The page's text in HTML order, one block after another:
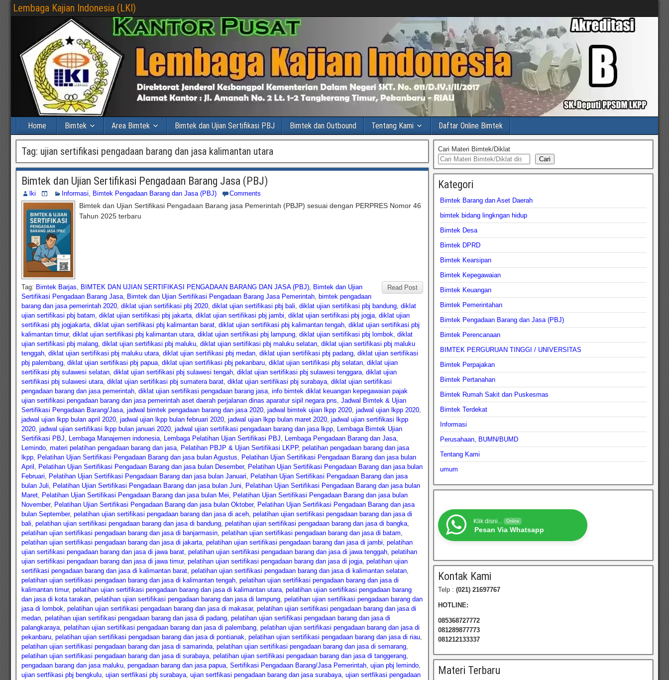
Lembaga Kajian Indonesia (LKI)
Home Bimtek Area Bimtek Bimtek dan Ujian Sertifikasi PBJ Bimtek dan Outbound Tentang Kami Daftar Online Bimtek
Tag: ujian sertifikasi pengadaan barang dan jasa kalimantan utara
Bimtek dan Ujian Sertifikasi Pengadaan Barang Jasa (PBJ)
lki Informasi, Bimtek Pengadaan Barang dan Jasa (PBJ) Comments
Bimtek dan Ujian Sertifikasi Pengadaan Barang jasa Pemerintah (PBJP) sesuai dengan PERPRES Nomor 46
Tahun 2025 terbaru
Read Post
Tag: Bimtek Barjas, BIMTEK DAN UJIAN SERTIFIKASI PENGADAAN BARANG DAN JASA (PBJ), Bimtek dan Ujian
Sertifikasi Pengadaan Barang Jasa, Bimtek dan Ujian Sertifikasi Pengadaan Barang Jasa Pemerintah, bimtek pengadaan
barang dan jasa pemerintah 2020, diklat ujian sertifikasi pbj 2020, diklat ujian sertifikasi pbj bali, diklat ujian sertifikasi pbj bandung, diklat
ujian sertifikasi pbj batam, diklat ujian sertifikasi pbj jakarta, diklat ujian sertifikasi pbj jambi, diklat ujian sertifikasi pbj jogja, diklat ujian
sertifikasi pbj jogjakarta, diklat ujian sertifikasi pbj kalimantan barat, diklat ujian sertifikasi pbj kalimantan tengah, diklat ujian sertifikasi pbj
kalimantan timur, diklat ujian sertifikasi pbj kalimantan utara, diklat ujian sertifikasi pbj lampung, diklat ujian sertifikasi pbj lombok, diklat
ujian sertifikasi pbj malang, diklat ujian sertifikasi pbj maluku, diklat ujian sertifikasi pbj maluku selatan, diklat ujian sertifikasi pbj maluku
tenggah, diklat ujian sertifikasi pbj maluku utara, diklat ujian sertifikasi pbj medan, diklat ujian sertifikasi pbj padang, diklat ujian sertifikasi
pbj palembang, diklat ujian sertifikasi pbj papua, diklat ujian sertifikasi pbj pekanbaru, diklat ujian sertifikasi pbj selatan, diklat ujian
sertifikasi pbj sulawesi selatan, diklat ujian sertifikasi pbj sulawesi tengah, diklat ujian sertifikasi pbj sulawesi tenggara, diklat ujian
sertifikasi pbj sulawesi utara, diklat ujian sertifikasi pbj sumatera barat, diklat ujian sertifikasi pbj surabaya, diklat ujian sertifikasi
pengadaan barang dan jasa pemerintah, diklat ujian sertifikasi pengadaan barang jasa, info bimtek diklat keuangan kepegawaian pajak
ujian sertifikasi pengadaan barang dan jasa pemerintah aset daerah perjalanan dinas aparatur sipil negara pns, Jadwal Bimtek & Ujian
Sertifikasi Pengadaan Barang/Jasa, jadwal bimtek pengadaan barang dan jasa 2020, jadwal bimtek ujian lkpp 2020, jadwal ujian lkpp 2020,
jadwal ujian lkpp bulan april 2020, jadwal ujian lkpp bulan februari 2020, jadwal ujian lkpp bulan maret 2020, jadwal ujian sertifikasi lkpp
2020, jadwal ujian sertifikasi lkpp bulan januari 2020, jadwal ujian sertifikasi pengadaan barang dan jasa lkpp, Lembaga Bimtek Ujian
Sertifikasi PBJ, Lembaga Manajemen indonesia, Lembaga Pelatihan Ujian Sertifikasi PBJ, Lembaga Pengadaan Barang dan Jasa,
Lemindo, materi pelatihan pengadaan barang dan jasa, Pelatihan PBJP & Ujian Sertifikasi LKPP, pelatihan pengadaan barang dan jasa
lkpp, Pelatihan Ujian Sertifikasi Pengadaan Barang dan jasa bulan Agustus, Pelatihan Ujian Sertifikasi Pengadaan Barang dan jasa bulan
April , Pelatihan Ujian Sertifikasi Pengadaan Barang dan jasa bulan Desember, Pelatihan Ujian Sertifikasi Pengadaan Barang dan jasa bulan
Februari, Pelatihan Ujian Sertifikasi Pengadaan Barang dan jasa bulan Januari, Pelatihan Ujian Sertifikasi Pengadaan Barang dan jasa
bulan Juli, Pelatihan Ujian Sertifikasi Pengadaan Barang dan jasa bulan Juni, Pelatihan Ujian Sertifikasi Pengadaan Barang dan jasa bulan
Maret, Pelatihan Ujian Sertifikasi Pengadaan Barang dan jasa bulan Mei, Pelatihan Ujian Sertifikasi Pengadaan Barang dan jasa bulan
November, Pelatihan Ujian Sertifikasi Pengadaan Barang dan jasa bulan Oktober, Pelatihan Ujian Sertifikasi Pengadaan Barang dan jasa
bulan September, pelatihan ujian sertifikasi pengadaan barang dan jasa di aceh, pelatihan ujian sertifikasi pengadaan barang dan jasa di
bali, pelatihan ujian sertifikasi pengadaan barang dan jasa di bandung, pelatihan ujian sertifikasi pengadaan barang dan jasa di bangka,
pelatihan ujian sertifikasi pengadaan barang dan jasa di banjarmasin, pelatihan ujian sertifikasi pengadaan barang dan jasa di batam,
pelatihan ujian sertifikasi pengadaan barang dan jasa di jakarta, pelatihan ujian sertifikasi pengadaan barang dan jasa di jambi, pelatihan
ujian sertifikasi pengadaan barang dan jasa di jawa barat, pelatihan ujian sertifikasi pengadaan barang dan jasa di jawa tenggah, pelatihan
ujian sertifikasi pengadaan barang dan jasa di jawa timur, pelatihan ujian sertifikasi pengadaan barang dan jasa di jogja, pelatihan ujian
sertifikasi pengadaan barang dan jasa di kalimantan barat, pelatihan ujian sertifikasi pengadaan barang dan jasa di kalimantan selatan,
pelatihan ujian sertifikasi pengadaan barang dan jasa di kalimantan tengah, pelatihan ujian sertifikasi pengadaan barang dan jasa di
kalimantan timur, pelatihan ujian sertifikasi pengadaan barang dan jasa di kalimantan utara, pelatihan ujian sertifikasi pengadaan barang
dan jasa di kota tarakan, pelatihan ujian sertifikasi pengadaan barang dan jasa di lampung, pelatihan ujian sertifikasi pengadaan barang dan
jasa di lombok, pelatihan ujian sertifikasi pengadaan barang dan jasa di makasar, pelatihan ujian sertifikasi pengadaan barang dan jasa di
medan, pelatihan ujian sertifikasi pengadaan barang dan jasa di padang, pelatihan ujian sertifikasi pengadaan barang dan jasa di
palangkaraya, pelatihan ujian sertifikasi pengadaan barang dan jasa di palembang, pelatihan ujian sertifikasi pengadaan barang dan jasa di
pekanbaru, pelatihan ujian sertifikasi pengadaan barang dan jasa di pontianak, pelatihan ujian sertifikasi pengadaan barang dan jasa di riau,
pelatihan ujian sertifikasi pengadaan barang dan jasa di samarinda, pelatihan ujian sertifikasi pengadaan barang dan jasa di semarang,
pelatihan ujian sertifikasi pengadaan barang dan jasa di surabaya, pelatihan ujian sertifikasi pengadaan barang dan jasa di tanggerang,
pengadaan barang dan jasa maluku, pengadaan barang dan jasa papua, Sertifikasi Pengadaan Barang/Jasa Pemerintah, ujian pbj lemindo,
ujian sertfikasi pbj bengkulu, ujian sertfikasi pbj surabaya, ujian sertfikasi pengadaan barang dan jasa surabaya, ujian sertfikasi pengadaan
Cari Materi Bimtek/Diklat
Cari
Kategori
Bimtek Barang dan Aset Daerah
bimtek bidang lingkngan hidup
Bimtek Desa
Bimtek DPRD
Bimtek Kearsipan
Bimtek Kepegawaian
Bimtek Keuangan
Bimtek Pemerintahan
Bimtek Pengadaan Barang dan Jasa (PBJ)
Bimtek Perencanaan
BIMTEK PERGURUAN TINGGI / UNIVERSITAS
Bimtek Perpajakan
Bimtek Pertanahan
Bimtek Rumah Sakit dan Puskesmas
Bimtek Terdekat
Informasi
Perusahaan, BUMN/BUMD
Tentang Kami
umum
Klik disni... Online
Pesan Via Whatsapp
Kontak Kami
Telp : (021) 21697767
HOTLINE:
085368727772
081289877773
081212133337
Materi Terbaru